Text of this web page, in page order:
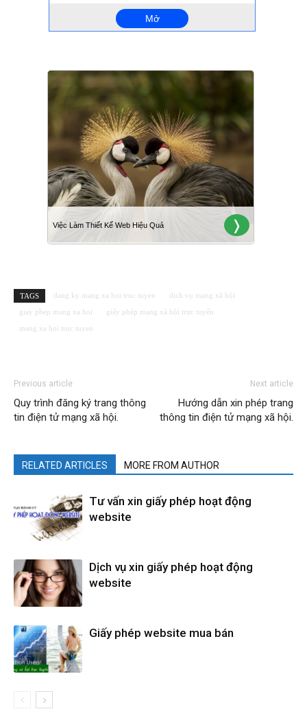
TAGS dang ky mang xa hoi truc tuyen
dịch vụ mạng xã hội
giay phep mang xa hoi
giấy phép mạng xã hội trực tuyến
mang xa hoi truc tuyen
Previous article
Quy trình đăng ký trang thông
tin điện tử mạng xã hội.
Next article
Hướng dẫn xin phép trang
thông tin điện tử mạng xã hội.
RELATED ARTICLES MORE FROM AUTHOR
Tư vấn xin giấy phép hoạt động
website
Dịch vụ xin giấy phép hoạt động
website
Giấy phép website mua bán